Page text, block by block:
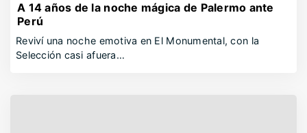
A 14 años de la noche mágica de Palermo ante
Perú
Reviví una noche emotiva en El Monumental, con la
Selección casi afuera…